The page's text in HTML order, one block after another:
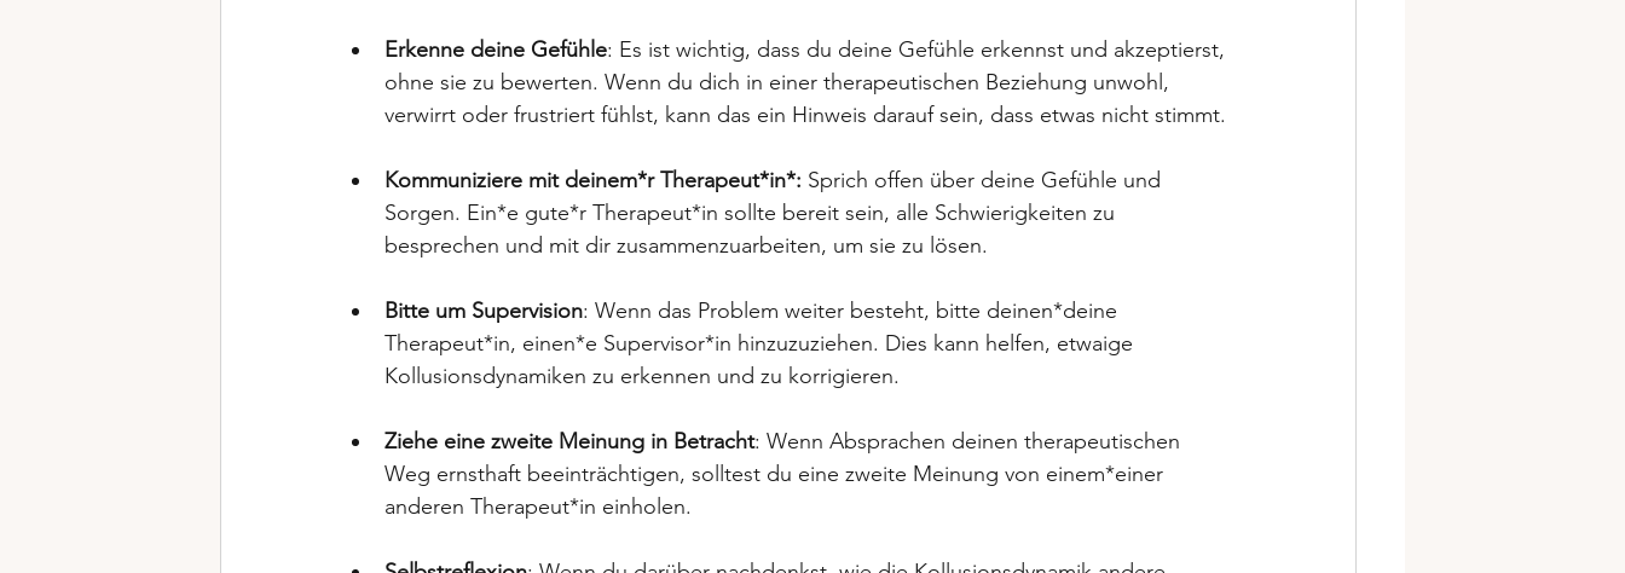
Erkenne deine Gefühle: Es ist wichtig, dass du deine Gefühle erkennst und akzeptierst,
ohne sie zu bewerten. Wenn du dich in einer therapeutischen Beziehung unwohl,
verwirrt oder frustriert fühlst, kann das ein Hinweis darauf sein, dass etwas nicht stimmt.
Kommuniziere mit deinem*r Therapeut*in*: Sprich offen über deine Gefühle und
Sorgen. Ein*e gute*r Therapeut*in sollte bereit sein, alle Schwierigkeiten zu
besprechen und mit dir zusammenzuarbeiten, um sie zu lösen.
Bitte um Supervision: Wenn das Problem weiter besteht, bitte deinen*deine
Therapeut*in, einen*e Supervisor*in hinzuzuziehen. Dies kann helfen, etwaige
Kollusionsdynamiken zu erkennen und zu korrigieren.
Ziehe eine zweite Meinung in Betracht: Wenn Absprachen deinen therapeutischen
Weg ernsthaft beeinträchtigen, solltest du eine zweite Meinung von einem*einer
anderen Therapeut*in einholen.